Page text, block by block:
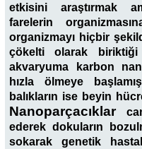
etkisini araştırmak
farelerin
organizmayı hiçbir
çökelti olarak biriktiği
akvaryuma karbon
hızla ölmeye
balıkların ise beyin
Nanoparçacıklar
ederek dokuların
sokarak genetik